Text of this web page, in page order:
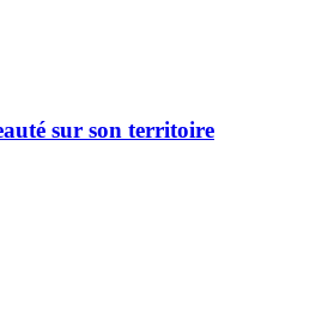
sur son territoire